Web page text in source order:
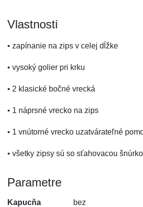
Vlastnosti
• zapínanie na zips v celej dĺžke
• vysoký golier pri krku
• 2 klasické bočné vrecká
• 1 náprsné vrecko na zips
• 1 vnútorné vrecko uzatvárateľné
• všetky zipsy sú so sťahovacou
Parametre
Kapucňa bez